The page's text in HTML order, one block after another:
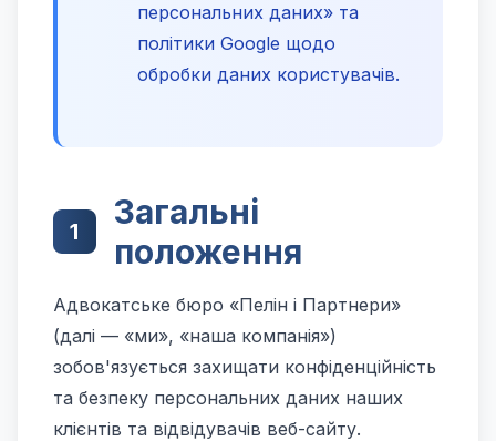
персональних даних» та
політики Google щодо
обробки даних користувачів.
1
Загальні
положення
Адвокатське бюро «Пелін і Партнери»
(далі — «ми», «наша компанія»)
зобов'язується захищати конфіденційність
та безпеку персональних даних наших
клієнтів та відвідувачів веб-сайту.